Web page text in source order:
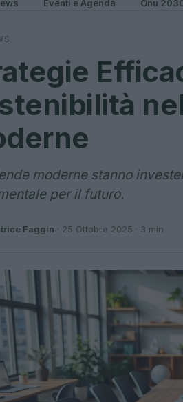
Eventi e Agenda Onu
moderne stanno
per il futuro.
Faggin · 25 Ottobre 2025 · 3 min